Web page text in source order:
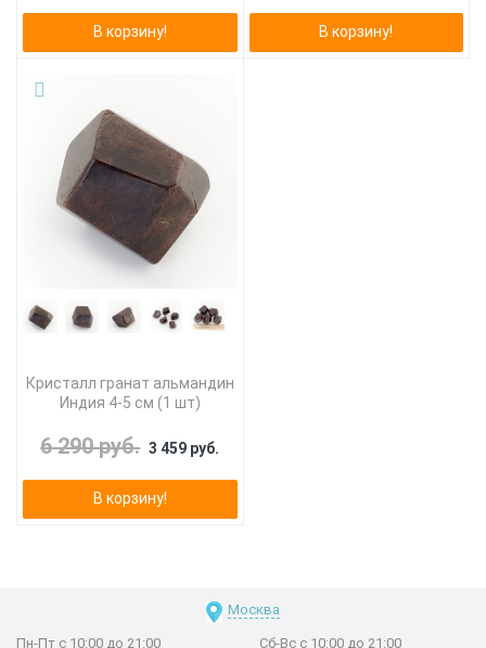
В корзину! В корзину!
Кристалл гранат альмандин
Индия 4-5 см (1 шт)
6 290 руб. 3 459 руб.
В корзину!
Москва
Пн-Пт с 10:00 до 21:00 Сб-Вс с 10:00 до 21:00